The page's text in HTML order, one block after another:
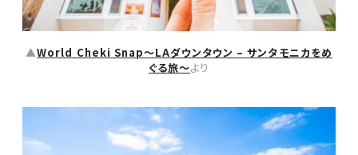
▲World Cheki Snap〜LAダウンタウン – サンタモニカをめ
ぐる旅〜より